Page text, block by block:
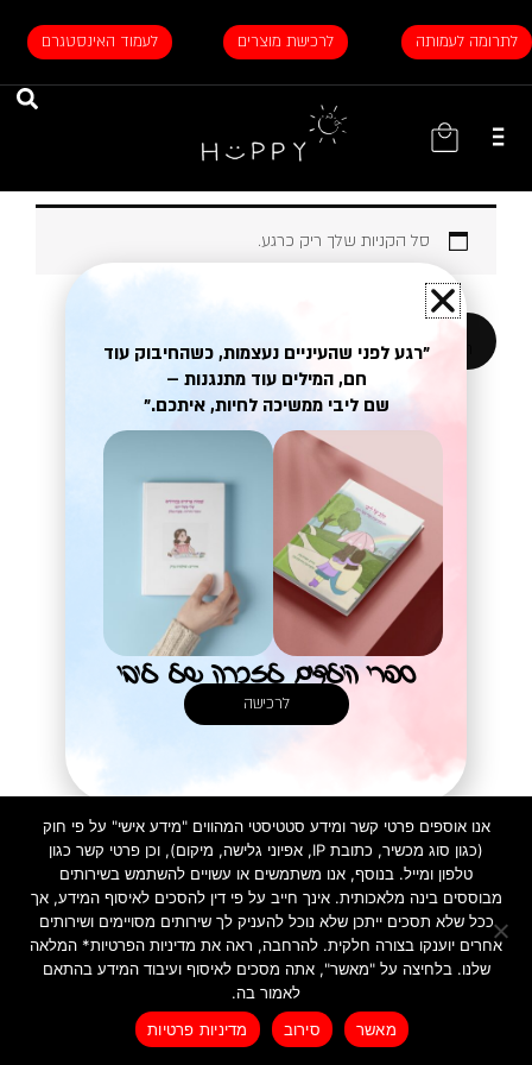
לתוכן
לתרומה לעמותה לרכישת מוצרים לעמוד האינסטגרם
עגלת
סל הקניות שלך ריק כרגע.
חזור לחנות
מדיניות פרטיות
Created by INTORYA. All rights reserved. | 0586730023 לרכישת ספרי הילדים
אנו אוספים פרטי קשר ומידע סטטיסטי המהווים "מידע אישי" על פי חוק
(כגון סוג מכשיר, כתובת IP, אפיוני גלישה, מיקום), וכן פרטי קשר כגון
טלפון ומייל. בנוסף, אנו משתמשים או עשויים להשתמש בשירותים
מבוססים בינה מלאכותית. אינך חייב על פי דין להסכים לאיסוף המידע, אך
ככל שלא תסכים ייתכן שלא נוכל להעניק לך שירותים מסויימים ושירותים
אחרים יוענקו בצורה חלקית. להרחבה, ראה את מדיניות הפרטיות* המלאה
שלנו. בלחיצה על "מאשר", אתה מסכים לאיסוף ועיבוד המידע בהתאם
לאמור בה.
מאשר
סירוב מדיניות פרטיות
"רגע לפני שהעיניים נעצמות, כשהחיבוק עוד
חם, המילים עוד מתנגנות –
שם ליבי ממשיכה לחיות, איתכם."
ספרי הילדים לזכרה של ליבי
לרכישה